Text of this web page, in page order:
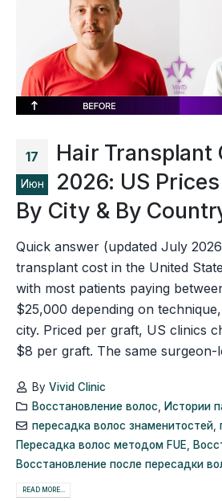
17
Июн
Hair Transplant
2026: US
By City & By
Quick answer (updated July
transplant cost in the United
with most patients paying
$25,000 depending on
city. Priced per graft, US clinics
$8 per graft. The same surgeon-
By Vivid Clinic
Восстановление волос Истории
пересадка волос знаменитостей,
Пересадка волос методом FUE
Восстановление после пересадки
READ MORE...